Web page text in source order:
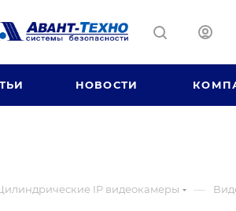
НОВОСТИ
IP видеокамеры —